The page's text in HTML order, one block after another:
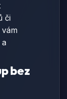
či
a
bez